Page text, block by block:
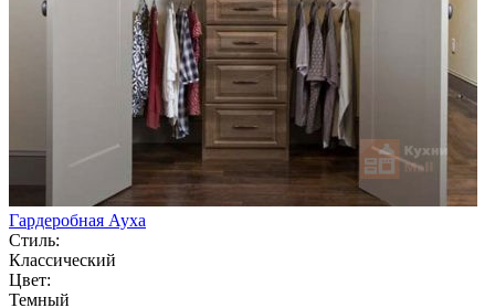
Гардеробная Ауха
Стиль:
Классический
Цвет:
Темный